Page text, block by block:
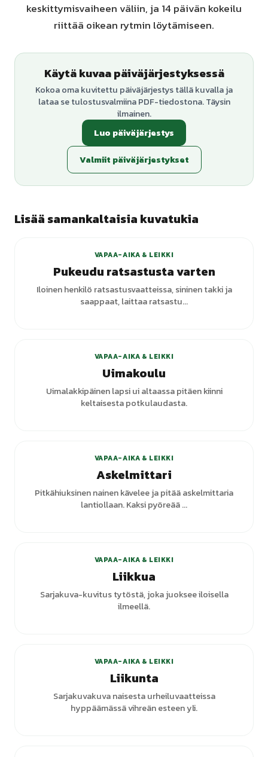
keskittymisvaiheen väliin, ja 14 päivän kokeilu
riittää oikean rytmin löytämiseen.
Käytä kuvaa päiväjärjestyksessä
Kokoa oma kuvitettu päiväjärjestys tällä kuvalla ja
lataa se tulostusvalmiina PDF-tiedostona. Täysin
ilmainen.
Luo päiväjärjestys
Valmiit päiväjärjestykset
Lisää samankaltaisia kuvatukia
VAPAA-AIKA & LEIKKI
Pukeudu ratsastusta varten
Iloinen henkilö ratsastusvaatteissa, sininen takki ja
saappaat, laittaa ratsastu...
VAPAA-AIKA & LEIKKI
Uimakoulu
Uimalakkipäinen lapsi ui altaassa pitäen kiinni
keltaisesta potkulaudasta.
VAPAA-AIKA & LEIKKI
Askelmittari
Pitkähiuksinen nainen kävelee ja pitää askelmittaria
lantiollaan. Kaksi pyöreää ...
VAPAA-AIKA & LEIKKI
Liikkua
Sarjakuva-kuvitus tytöstä, joka juoksee iloisella
ilmeellä.
VAPAA-AIKA & LEIKKI
Liikunta
Sarjakuvakuva naisesta urheiluvaatteissa
hyppäämässä vihreän esteen yli.